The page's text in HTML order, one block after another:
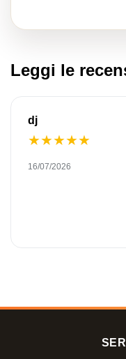
Leggi le
dj
★★★★★
16/07/2026